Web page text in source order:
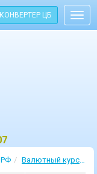
КОНВЕРТЕР ЦБ
РФ Валютный курс 6 Апрель 2007